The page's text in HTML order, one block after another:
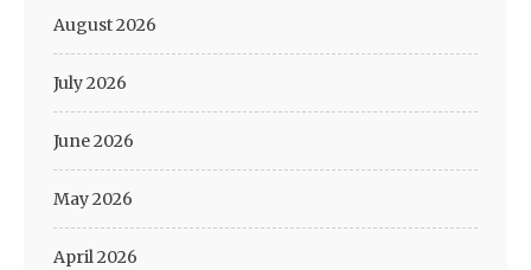
August 2026
July 2026
June 2026
May 2026
April 2026